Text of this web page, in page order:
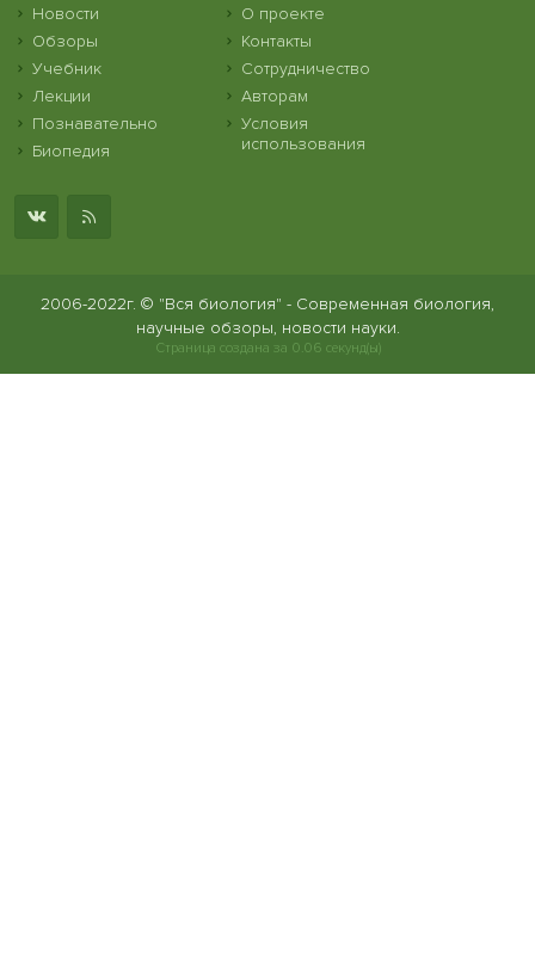
Новости
Обзоры
Учебник
Лекции
Познавательно
Биопедия
О проекте
Контакты
Сотрудничество
Авторам
Условия
использования
2006-2022г. © "Вся биология" - Современная биология,
научные обзоры, новости науки.
Страница создана за 0.06 секунд(ы)